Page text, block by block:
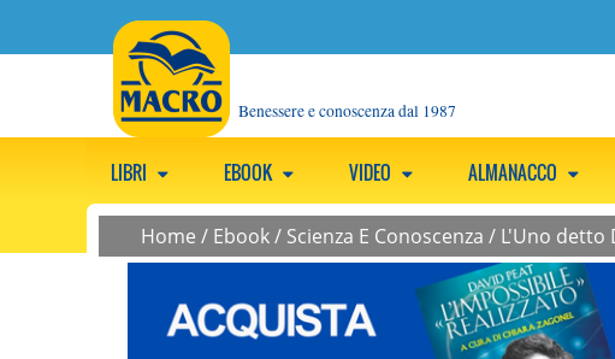
Benessere e conoscenza dal 1987
LIBRI EBOOK VIDEO ALMANACCO
Home / Ebook/ Scienza E Conoscenza / L'Uno detto